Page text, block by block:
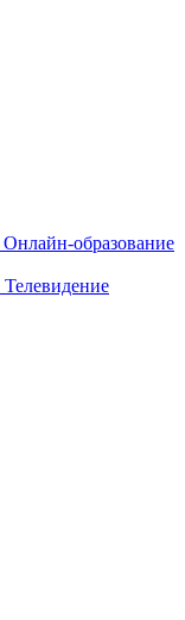
Онлайн-образование
Телевидение